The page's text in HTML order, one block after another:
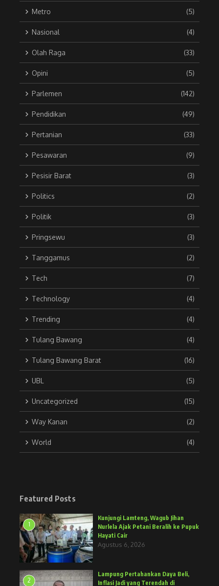
Metro (5)
Nasional (4)
Olah Raga (33)
Opini (5)
Parlemen (142)
Pendidikan (49)
Pertanian (33)
Pesawaran (9)
Pesisir Barat (3)
Politics (2)
Politik (3)
Pringsewu (3)
Tanggamus (2)
Tech (7)
Technology (4)
Trending (4)
Tulang Bawang (4)
Tulang Bawang Barat (16)
UBL (5)
Uncategorized (15)
Way Kanan (2)
World (4)
Featured Posts
1
Kunjungi Lamteng, Wagub Jihan
Nurlela Ajak Petani Beralih ke Pupuk
Hayati Cair
Agustus 6, 2026
2
Lampung Pertahankan Daya Beli,
Inflasi Jadi yang Terendah di